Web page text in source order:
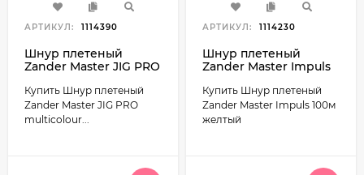
АРТИКУЛ: 1114390
Шнур плетеный
Zander Master JIG PRO
разноцветный
Купить Шнур плетеный
Zander Master JIG PRO
multicolour...
АРТИКУЛ: 1114230
Шнур плетеный
Zander Master Impuls
Купить Шнур плетеный
Zander Master Impuls 100м
желтый